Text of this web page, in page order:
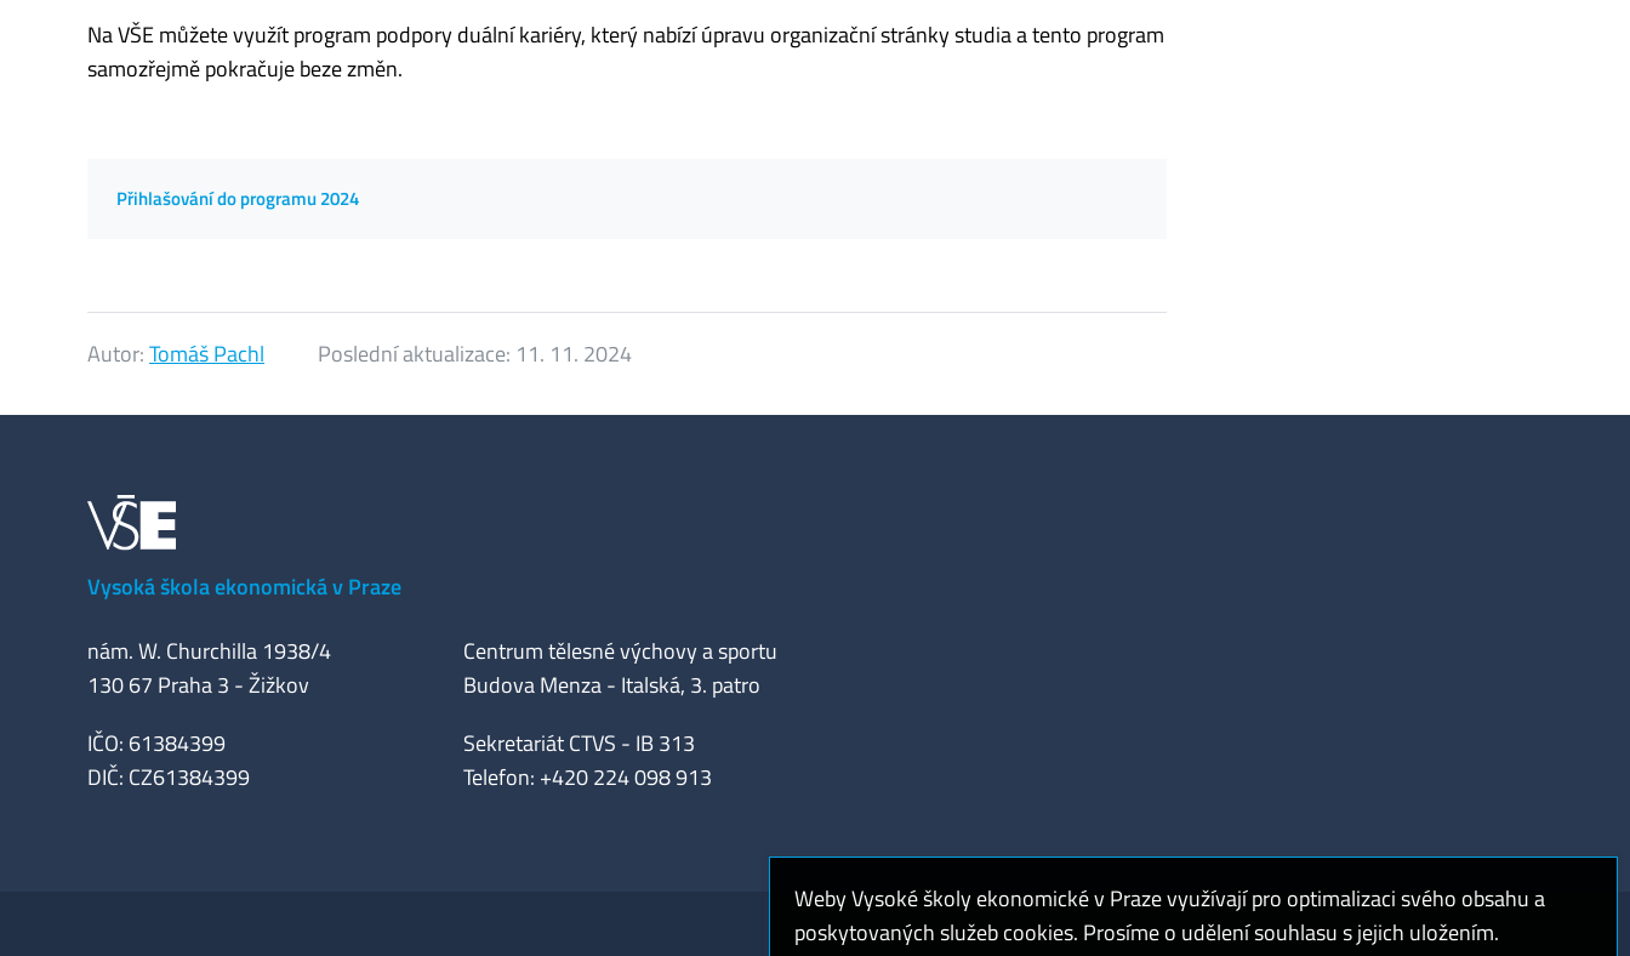
Na VŠE můžete využít program podpory duální kariéry, který nabízí úpravu organizační stránky studia a tento program
samozřejmě pokračuje beze změn.
Přihlašování do programu 2024
Autor:Tomáš Pachl Poslední aktualizace: 11. 11. 2024
Vysoká škola ekonomická v Praze
nám. W. Churchilla 1938/4
130 67 Praha 3 - Žižkov
Centrum tělesné výchovy a sportu
Budova Menza - Italská, 3. patro
IČO: 61384399
DIČ: CZ61384399
Sekretariát CTVS - IB 313
Telefon: +420 224 098 913
Weby Vysoké školy ekonomické v Praze využívají pro optimalizaci svého obsahu a
poskytovaných služeb cookies. Prosíme o udělení souhlasu s jejich uložením.